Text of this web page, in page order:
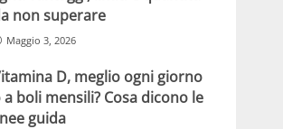
non superare
Maggio 3, 2026
D, meglio ogni giorno
a boli mensili? Cosa dicono le
guida